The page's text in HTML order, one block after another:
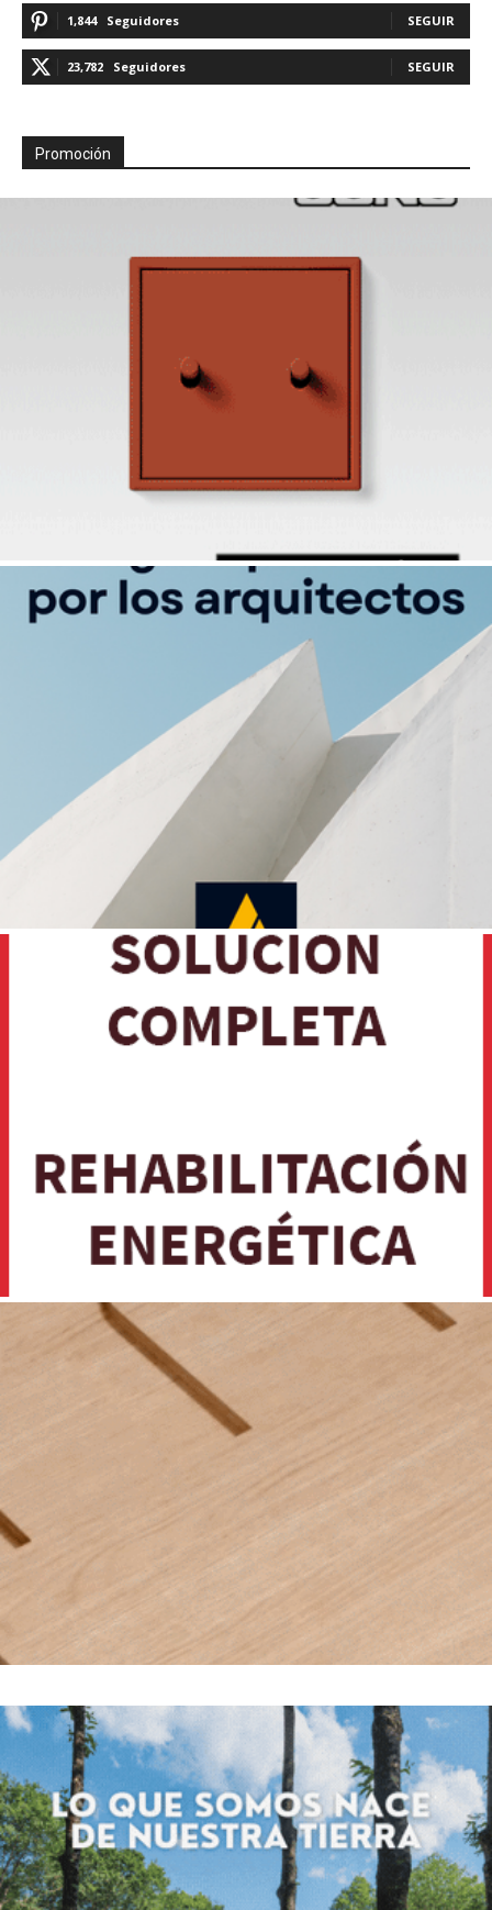
1,844 Seguidores SEGUIR
23,782 Seguidores SEGUIR
Promoción